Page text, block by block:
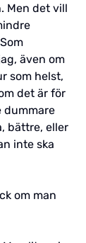
Men det vill
även om
som helst,
det är för
dummare
bättre, eller
inte ska
om man